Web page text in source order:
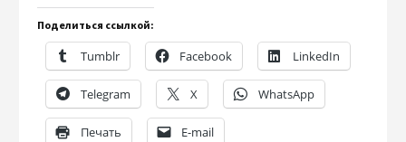
Поделиться ссылкой:
Tumblr Facebook LinkedIn
Telegram X WhatsApp
Печать E-mail